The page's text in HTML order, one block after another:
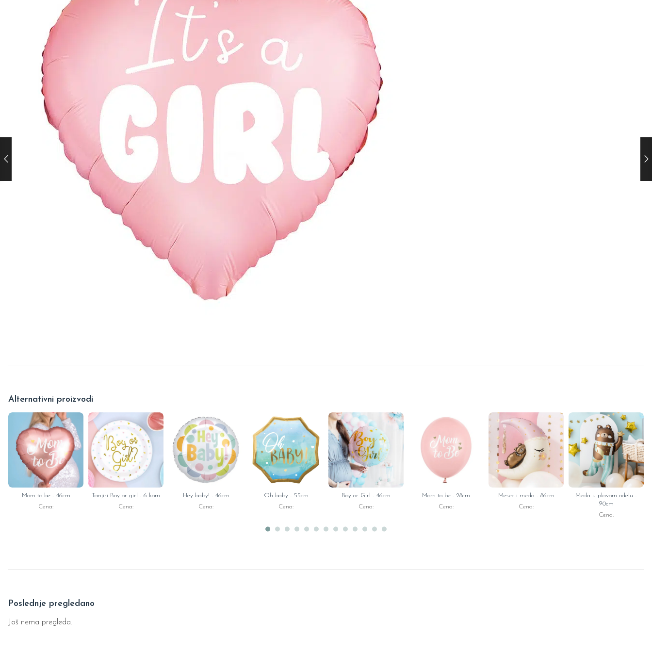
Alternativni proizvodi
Mom to be - 46cm
Cena:
Tanjiri Boy or girl - 6 kom
Cena:
Hey baby! - 46cm
Cena:
Oh baby - 55cm
Cena:
Boy or Girl - 46cm
Cena:
Mom to be - 28cm
Cena:
Mesec i meda - 86cm
Cena:
Meda u plavom odelu -
90cm
Cena:
Poslednje pregledano
Još nema pregleda.